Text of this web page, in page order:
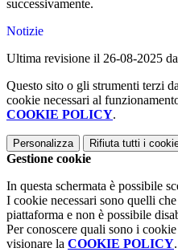
successivamente.
Notizie
Ultima revisione il 26-08-2025 da
Questo sito o gli strumenti terzi
cookie necessari al
COOKIE POLICY.
Personalizza Rifiuta tutti i
Gestione cookie
In questa schermata è possibile
I cookie necessari sono quelli
piattaforma e non è possibile
Per conoscere quali sono i
visionare la COOKIE POLICY.